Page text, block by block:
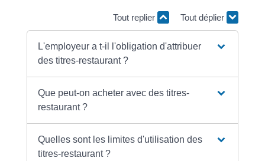
Tout replier Tout déplier
L'employeur a t-il l'obligation d'attribuer
des titres-restaurant ?
Que peut-on acheter avec des titres-
restaurant ?
Quelles sont les limites d'utilisation des
titres-restaurant ?